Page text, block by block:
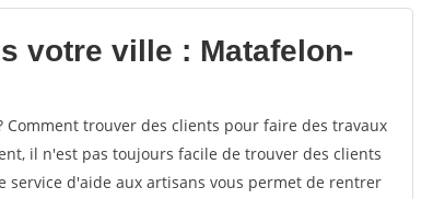
votre ville : Matafelon-
trouver des clients pour faire des travaux
il n'est pas toujours facile de trouver des clients
d'aide aux artisans vous permet de rentrer